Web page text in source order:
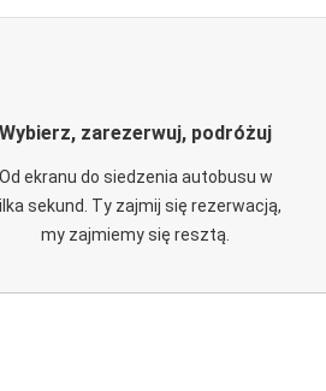
Wybierz, zarezerwuj, podróżuj
Od ekranu do siedzenia autobusu w
sekund. Ty zajmij się rezerwacją,
my zajmiemy się resztą.